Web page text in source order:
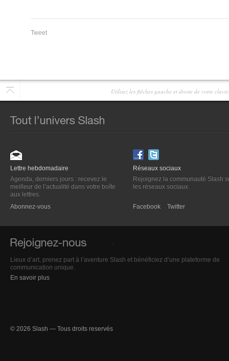
Tweet
Utilisez les flêches gauche et droite de votre
Lettre hebdomadaire
Agenda, derniers jours : recevez le
meilleur de l’actualité dans votre boîte
aux lettres.
Abonnez-vous
Réseaux sociaux
Rejoignez la communauté Slash
les réseaux sociaux.
Facebook Twitter
Lieux d’art, prenez part à l’aventure Slash et bénéficiez d’une plateforme de
communication unique.
En savoir plus
© 2026 Slash — Tous droits reservés